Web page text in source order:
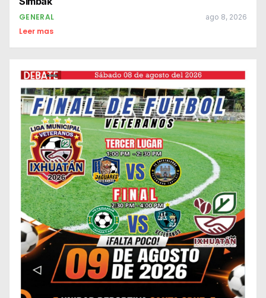
GENERAL ago 8, 2026
Leer mas